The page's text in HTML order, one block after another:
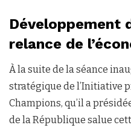
Développement
relance de
À la suite de la séance
stratégique de l’Initiative
Champions, qu’il a
de la République salue